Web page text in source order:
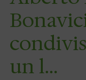
un l…